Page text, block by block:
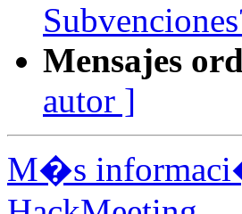
Mensajes
autor ]
M�s